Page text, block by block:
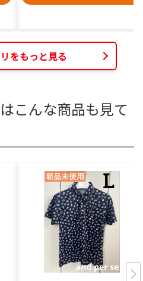
をもっと見る
こんな商品も見て